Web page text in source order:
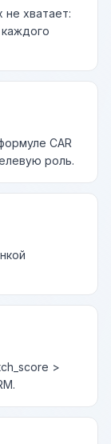
не хватает:
CAR
роль.
>